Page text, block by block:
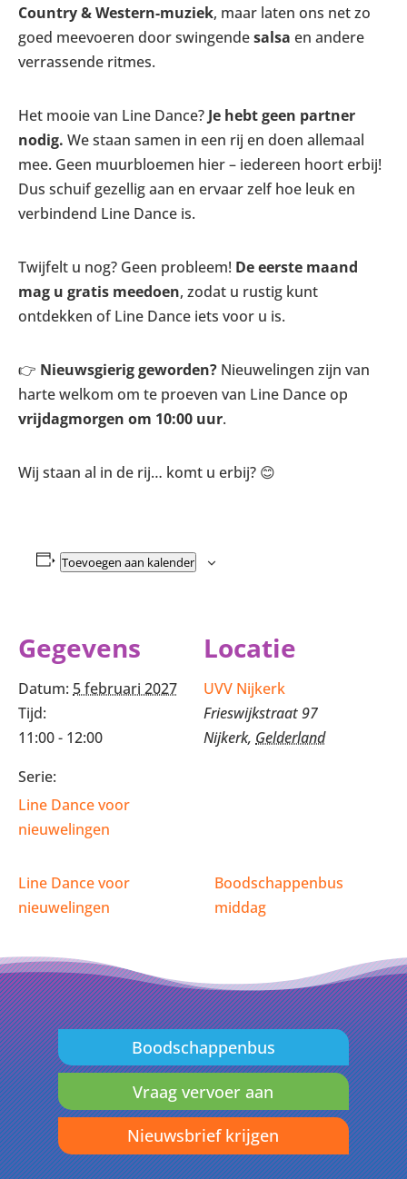
Country & Western-muziek, maar laten ons net zo
goed meevoeren door swingendesalsa en andere
verrassende ritmes.
Het mooie van Line Dance? Je hebt geen partner
nodig. We staan samen in een rij en doen allemaal
mee. Geen muurbloemen hier – iedereen hoort erbij!
Dus schuif gezellig aan en ervaar zelf hoe leuk en
verbindend Line Dance is.
Twijfelt u nog? Geen probleem! De eerste maand
mag u gratis meedoen, zodat u rustig kunt
ontdekken of Line Dance iets voor u is.
👉 Nieuwsgierig geworden? Nieuwelingen zijn van
harte welkom om te proeven van Line Dance op
vrijdagmorgen om 10:00 uur.
Wij staan al in de rij… komt u erbij? 😊
Toevoegen aan kalender
Gegevens
Datum: 5 februari 2027
Tijd:
11:00 - 12:00
Serie:
Line Dance voor
nieuwelingen
Locatie
UVV Nijkerk
Frieswijkstraat 97
Nijkerk, Gelderland
Line Dance voor
nieuwelingen
Boodschappenbus
middag
Boodschappenbus
Vraag vervoer aan
Nieuwsbrief krijgen